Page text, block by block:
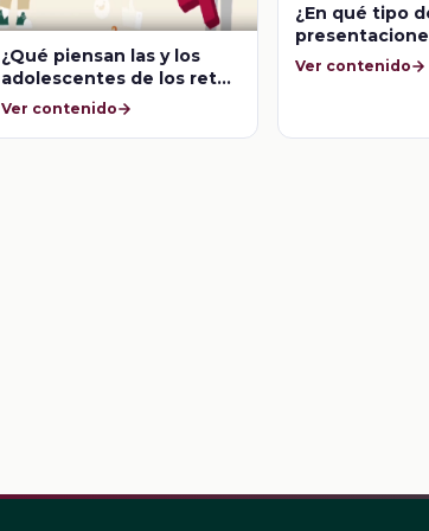
¿Qué piensan las y los
adolescentes de los retos
en línea?
Ver contenido
¿En qué tipo
pueden
Ver contenido